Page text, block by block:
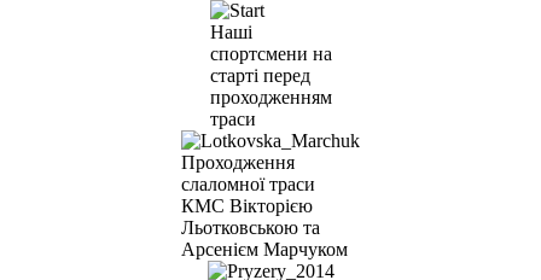
Наші
спортсмени на
старті перед
проходженням
траси
Проходження
слаломної траси
КМС Вікторією
Льотковською та
Арсенієм Марчуком